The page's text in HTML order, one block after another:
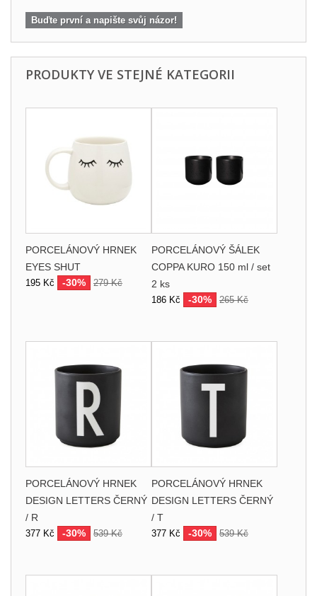
Buďte první a napište svůj názor!
PRODUKTY VE STEJNÉ KATEGORII
PORCELÁNOVÝ HRNEK
EYES SHUT
195 Kč -30% 279 Kč
PORCELÁNOVÝ ŠÁLEK
COPPA KURO 150 ml / set
2 ks
186 Kč -30% 265 Kč
PORCELÁNOVÝ HRNEK
DESIGN LETTERS ČERNÝ
/ R
377 Kč -30% 539 Kč
PORCELÁNOVÝ HRNEK
DESIGN LETTERS ČERNÝ
/ T
377 Kč -30% 539 Kč